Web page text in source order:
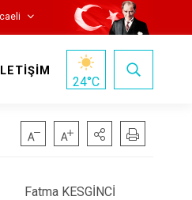
24°C
Fatma KESGİNCİ